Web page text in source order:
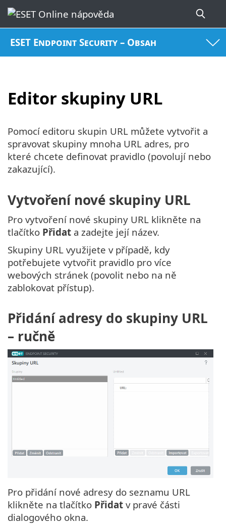
ESET Endpoint Security – Obsah
Editor skupiny URL
Pomocí editoru skupin URL můžete vytvořit a
spravovat skupiny mnoha URL adres, pro
které chcete definovat pravidlo (povolují nebo
zakazující).
Vytvoření nové skupiny URL
Pro vytvoření nové skupiny URL klikněte na
tlačítko Přidat a zadejte její název.
Skupiny URL využijete v případě, kdy
potřebujete vytvořit pravidlo pro více
webových stránek (povolit nebo na ně
zablokovat přístup).
Přidání adresy do skupiny URL
– ručně
Pro přidání nové adresy do seznamu URL
klikněte na tlačítko Přidat v pravé části
dialogového okna.